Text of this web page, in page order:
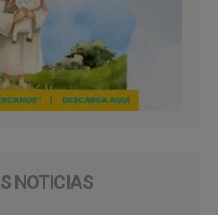
NOTICIAS